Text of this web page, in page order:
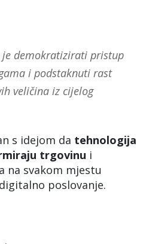
je demokratizirati pristup
i podstaknuti rast
veličina iz cijelog
s idejom da tehnologija
trgovinu i
na svakom mjestu
poslovanje.